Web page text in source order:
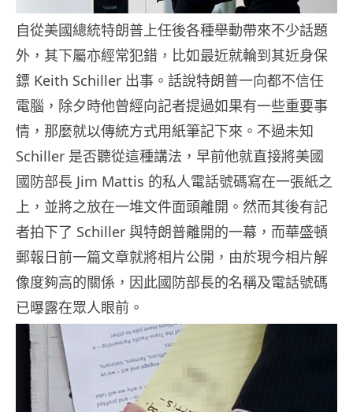
自從美國總統特朗普上任後各種舉動帶來不少話題
外，其下屬亦經常犯錯，比如最近就輪到其近身保
鏢 Keith Schiller 出事。話說特朗普一向都不信任
電腦，除夕時他曾經向記者提過如果有一些重要事
情，那麼就以傳統方式用紙筆記下來。不過未知
Schiller 是否聽從這種講法，早前他就直接將美國
國防部長 Jim Mattis 的私人電話號碼寫在一張紙之
上，並將之放在一堆文件面頭離開。然而其後有記
者拍下了 Schiller 與特朗普離開的一幕，而華盛頓
郵報日前一篇文章就將相片公開，由於現今相片解
像度夠高的關係，因此國防部長的名稱及電話號碼
已曝露在眾人眼前。